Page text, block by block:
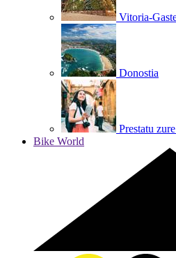
Vitoria-
Donostia
Prestatu
Bike World